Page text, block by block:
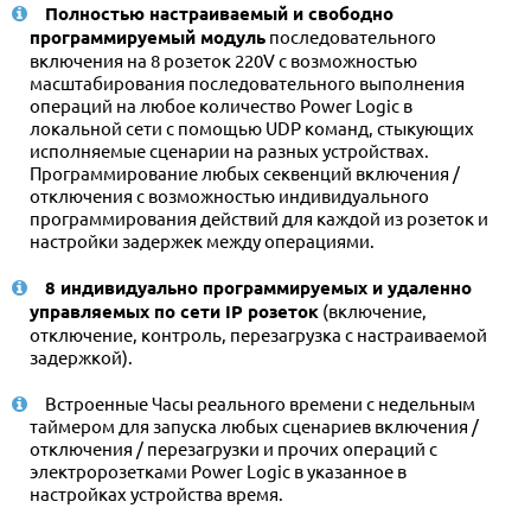
Полностью настраиваемый и свободно
программируемый модуль последовательного
включения на 8 розеток 220V с возможностью
масштабирования последовательного выполнения
операций на любое количество Power Logic в
локальной сети с помощью UDP команд, стыкующих
исполняемые сценарии на разных устройствах.
Программирование любых секвенций включения /
отключения с возможностью индивидуального
программирования действий для каждой из розеток и
настройки задержек между операциями.
8 индивидуально программируемых и удаленно
управляемых по сети IP розеток (включение,
отключение, контроль, перезагрузка с настраиваемой
задержкой).
Встроенные Часы реального времени с недельным
таймером для запуска любых сценариев включения /
отключения / перезагрузки и прочих операций с
электророзетками Power Logic в указанное в
настройках устройства время.